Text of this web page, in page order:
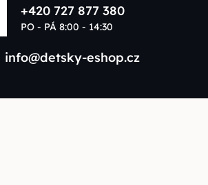
+420 727 877 380
PO - PÁ 8:00 - 14:30
info@detsky-eshop.cz